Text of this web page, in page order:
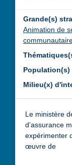
Grande(s)
Animation de
Population(s)
Milieu(x)
Le ministère
d’assurance
expérimenter
œuvre de